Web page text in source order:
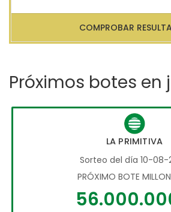
COMPROBAR
Próximos botes en
LA PRIMITIVA
Sorteo del día 10-08-
PRÓXIMO BOTE